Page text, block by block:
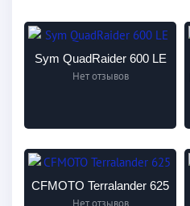
Sym QuadRaider 600 LE
Нет отзывов
CFMOTO Terralander 625
Нет отзывов